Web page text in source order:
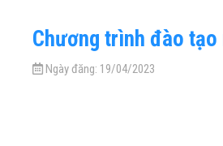
Chương trình đào tạo
Ngày đăng: 19/04/2023